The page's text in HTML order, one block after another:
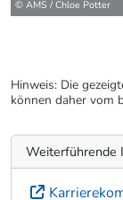
© AMS / Chloe Potter
Hinweis: Die
können daher vom
Weiterführende